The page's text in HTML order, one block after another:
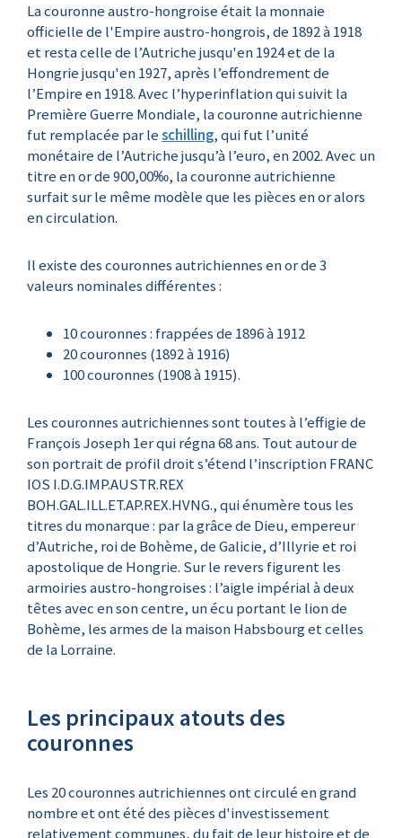
La couronne austro-hongroise était la monnaie
officielle de l'Empire austro-hongrois, de 1892 à 1918
et resta celle de l’Autriche jusqu'en 1924 et de la
Hongrie jusqu'en 1927, après l’effondrement de
l’Empire en 1918. Avec l’hyperinflation qui suivit la
Première Guerre Mondiale, la couronne autrichienne
fut remplacée par leschilling, qui fut l’unité
monétaire de l’Autriche jusqu’à l’euro, en 2002. Avec un
titre en or de 900,00‰, la couronne autrichienne
surfait sur le même modèle que les pièces en or alors
en circulation.
Il existe des couronnes autrichiennes en or de 3
valeurs nominales différentes :
10 couronnes : frappées de 1896 à 1912
20 couronnes (1892 à 1916)
100 couronnes (1908 à 1915).
Les couronnes autrichiennes sont toutes à l’effigie de
François Joseph 1er qui régna 68 ans. Tout autour de
son portrait de profil droit s’étend l’inscription FRANC
IOS I.D.G.IMP.AUSTR.REX
BOH.GAL.ILL.ET.AP.REX.HVNG., qui énumère tous les
titres du monarque : par la grâce de Dieu, empereur
d’Autriche, roi de Bohème, de Galicie, d’Illyrie et roi
apostolique de Hongrie. Sur le revers figurent les
armoiries austro-hongroises : l’aigle impérial à deux
têtes avec en son centre, un écu portant le lion de
Bohème, les armes de la maison Habsbourg et celles
de la Lorraine.
Les principaux atouts des
couronnes
Les 20 couronnes autrichiennes ont circulé en grand
nombre et ont été des pièces d'investissement
relativement communes, du fait de leur histoire et de